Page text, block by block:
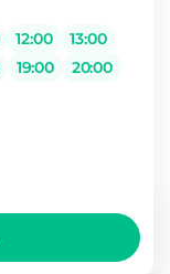
12:00
13:00
19:00
20:00